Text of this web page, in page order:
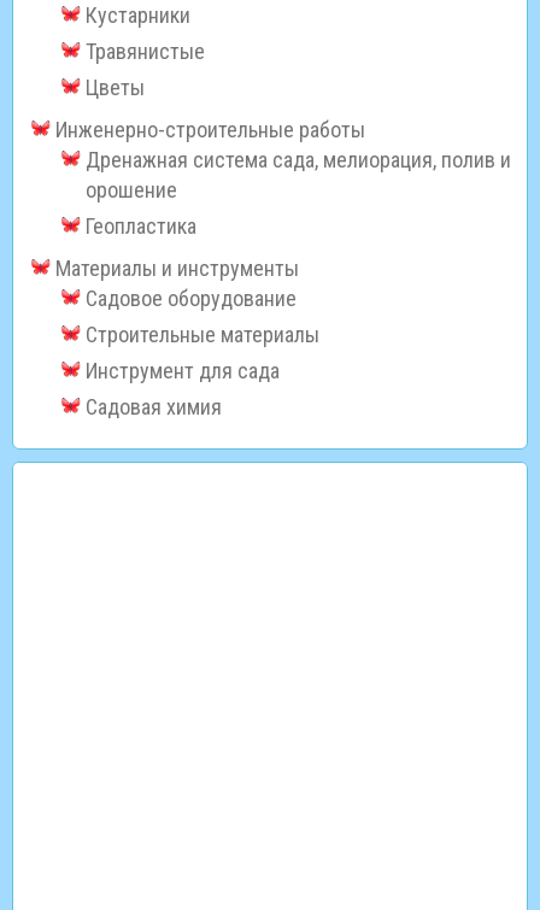
Кустарники
Травянистые
Цветы
Инженерно-строительные работы
Дренажная система сада, мелиорация, полив и
орошение
Геопластика
Материалы и инструменты
Садовое оборудование
Строительные материалы
Инструмент для сада
Садовая химия